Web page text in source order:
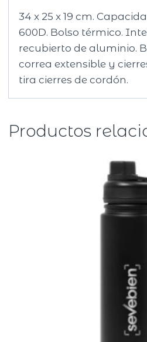
34 x 25 x 19 cm.
600D. Bolso térmico.
recubierto de aluminio.
correa extensible y
tira cierres de cordón.
Productos